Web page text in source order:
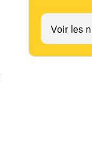
Voir les